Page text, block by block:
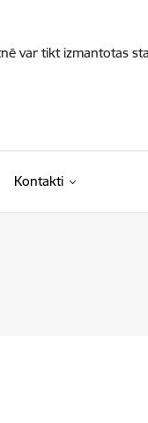
var tikt izmantotas
Kontakti